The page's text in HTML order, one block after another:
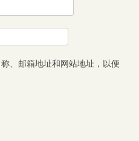
、邮箱地址和网站地址，以便